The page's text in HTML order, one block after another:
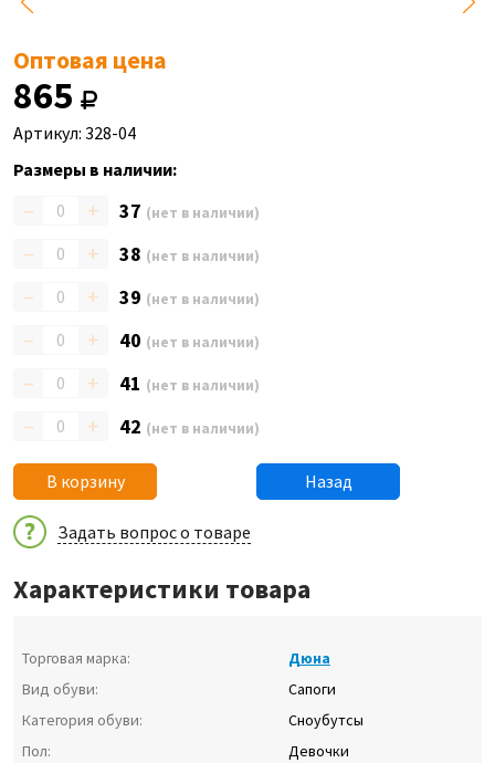
Оптовая цена
865
Артикул: 328-04
Размеры в наличии:
– + 37 (нет в наличии)
– + 38 (нет в наличии)
– + 39 (нет в наличии)
– + 40 (нет в наличии)
– + 41 (нет в наличии)
– + 42 (нет в наличии)
В корзину Назад
Задать вопрос о товаре
Характеристики товара
Торговая марка:
Дюна
Вид обуви:
Сапоги
Категория обуви:
Сноубутсы
Пол:
Девочки